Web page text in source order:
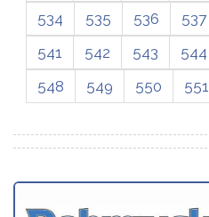
534
535 536 537
541
542 543 544
548
549 550 551